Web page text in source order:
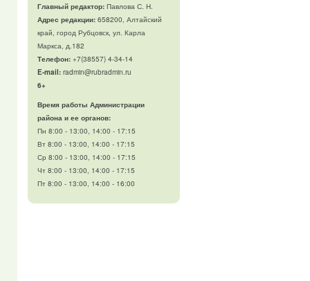
Главный редактор:Павлова С. Н.
Адрес редакции:658200, Алтайский
край, город Рубцовск, ул. Карла
Маркса, д.182
Телефон:+7(38557) 4-34-14
E-mail:radmin@rubradmin.ru
6+
Время работы Администрации
района и ее органов:
Пн 8:00 - 13:00, 14:00 - 17:15
Вт 8:00 - 13:00, 14:00 - 17:15
Ср 8:00 - 13:00, 14:00 - 17:15
Чт 8:00 - 13:00, 14:00 - 17:15
Пт 8:00 - 13:00, 14:00 - 16:00